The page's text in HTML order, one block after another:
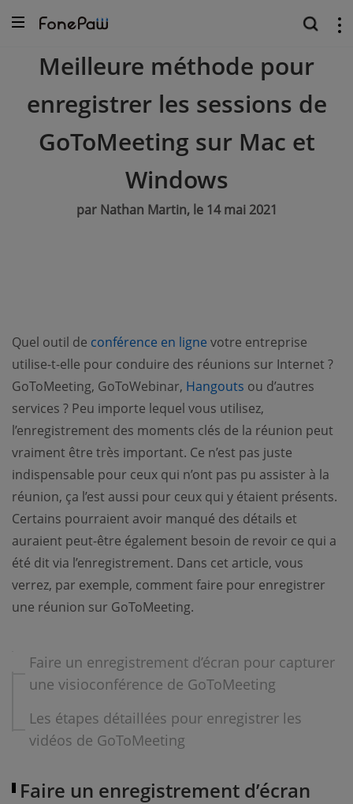
Meilleure méthode pour
enregistrer les sessions de
GoToMeeting sur Mac et
Windows
par Nathan Martin, le 14 mai 2021
Quel outil de conférence en ligne (opens new window)
votre entreprise
utilise-t-elle pour conduire des réunions sur Internet ?
GoToMeeting, GoToWebinar, Hangouts (opens new
ou d’autres
services ? Peu importe lequel vous utilisez,
l’enregistrement des moments clés de la réunion peut
vraiment être très important. Ce n’est pas juste
indispensable pour ceux qui n’ont pas pu assister à la
réunion, ça l’est aussi pour ceux qui y étaient présents.
Certains pourraient avoir manqué des détails et
auraient peut-être également besoin de revoir ce qui a
été dit via l’enregistrement. Dans cet article, vous
verrez, par exemple, comment faire pour enregistrer
une réunion sur GoToMeeting.
Faire un enregistrement d’écran pour capturer
une visioconférence de GoToMeeting
Les étapes détaillées pour enregistrer les
vidéos de GoToMeeting
Faire un enregistrement d’écran